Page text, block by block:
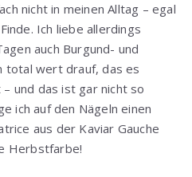
nicht in meinen Alltag – egal
Ich liebe allerdings
auch Burgund- und
total wert drauf, das es
und das ist gar nicht so
ich auf den Nägeln einen
aus der Kaviar Gauche
Herbstfarbe!